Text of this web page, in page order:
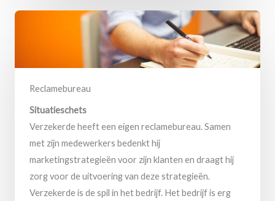
Reclamebureau
Situatieschets
Verzekerde heeft een eigen reclamebureau. Samen
met zijn medewerkers bedenkt hij
marketingstrategieën voor zijn klanten en draagt hij
zorg voor de uitvoering van deze strategieën.
Verzekerde is de spil in het bedrijf. Het bedrijf is erg